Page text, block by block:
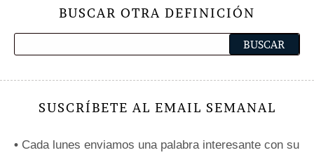
BUSCAR OTRA DEFINICIÓN
SUSCRÍBETE AL EMAIL SEMANAL
• Cada lunes enviamos una palabra interesante con su